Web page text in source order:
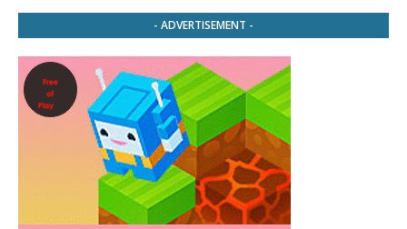
- ADVERTISEMENT -